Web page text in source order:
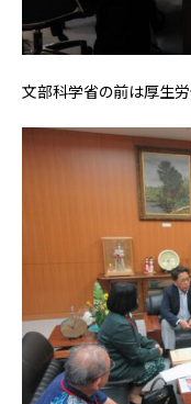
文部科学省の前は厚生労